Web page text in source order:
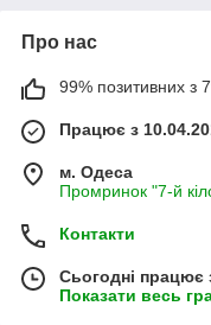
Про нас
99% позитивних з
Працює з
м. Одеса
Промринок "7-й
Контакти
Сьогодні працює
Показати весь